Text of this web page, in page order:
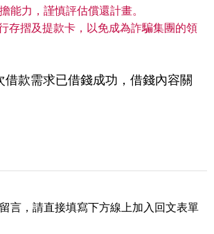
能力，謹慎評估償還計畫。
存摺及提款卡，以免成為詐騙集團的領
借款需求已借錢成功，借錢內容關
言，請直接填寫下方線上加入回文表單